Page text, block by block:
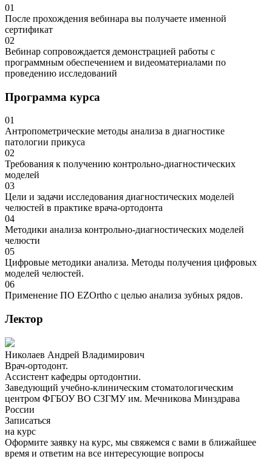
01
После прохождения вебинара вы получаете именной
сертификат
02
Вебинар сопровождается демонстрацией работы с
программным обеспечением и видеоматериалами по
проведению исследований
Программа курса
01
Антропометрические методы анализа в диагностике
патологии прикуса
02
Требования к получению контрольно-диагностических
моделей
03
Цели и задачи исследования диагностических моделей
челюстей в практике врача-ортодонта
04
Методики анализа контрольно-диагностических моделей
челюсти
05
Цифровые методики анализа. Методы получения цифровых
моделей челюстей.
06
Применение ПО EZOrtho с целью анализа зубных рядов.
Лектор
Николаев Андрей Владимирович
Врач-ортодонт.
Ассистент кафедры ортодонтии.
Заведующий учебно-клиническим стоматологическим
центром ФГБОУ ВО СЗГМУ им. Мечникова Минздрава
России
Записаться
на курс
Оформите заявку на курс, мы свяжемся с вами в ближайшее
время и ответим на все интересующие вопросы